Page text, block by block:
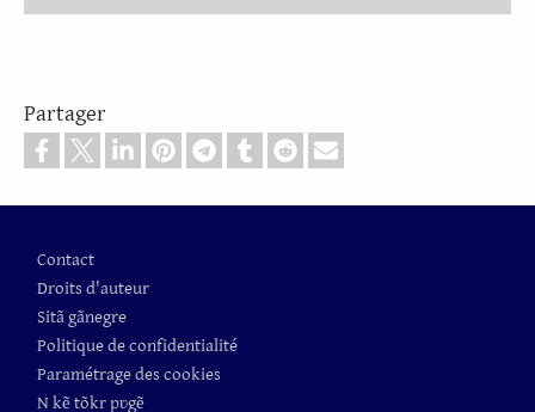
Partager
Contact
Droits d'auteur
Sitã gãnegre
Politique de confidentialité
Paramétrage des cookies
N kẽ tõkr pʋgẽ